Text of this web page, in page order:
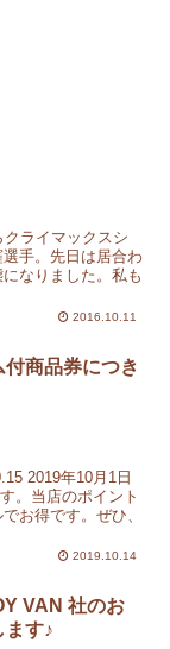
ライマックスシ
手。先日は居合わ
なりました。私も
2016.10.11
商品券につき
2019年10月1日
。当店のポイント
お得です。ぜひ、
2019.10.14
VAN 社のお
ます♪